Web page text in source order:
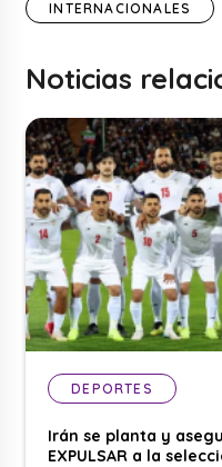
INTERNACIONALES
Noticias
DEPORTES
Irán se planta y
EXPULSAR a la